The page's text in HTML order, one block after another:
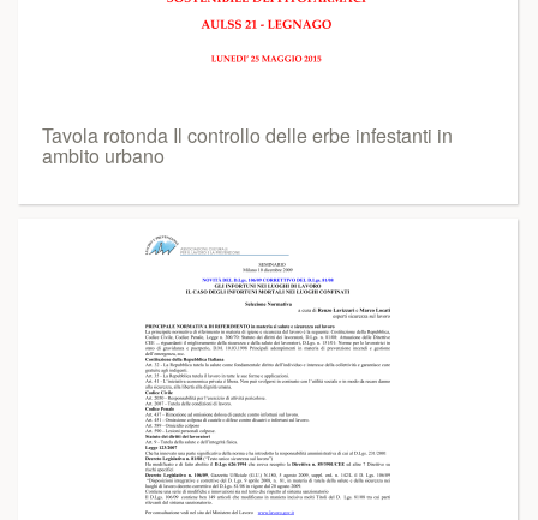
Tavola rotonda Il controllo delle erbe infestanti in
ambito urbano